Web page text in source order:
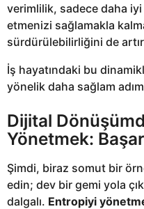
verimlilik, sadece daha
etmenizi sağlamakla
sürdürülebilirliğini de
İş hayatındaki bu
yönelik daha sağlam
Dijital
Yönetmek:
Şimdi, biraz somut bir
edin; dev bir gemi yola
dalgalı. Entropiyi